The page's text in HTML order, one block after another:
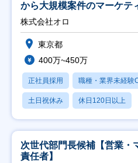
から大規模案件のマーケテ
修充実】
株式会社オロ
東京都
400万~450万
正社員採用 職種・業界未経験
土日祝休み 休日120日以上
次世代部門長候補【営業・
責任者】